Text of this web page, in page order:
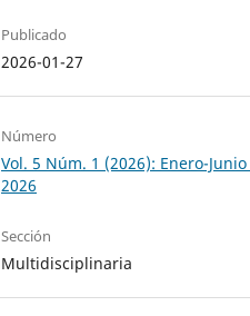
Publicado
2026-01-27
Número
Vol. 5 Núm. 1 (2026): Enero-
2026
Sección
Multidisciplinaria